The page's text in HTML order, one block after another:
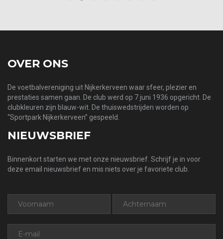
OVER ONS
De voetbalvereniging uit Nijkerkerveen waar sfeer, plezier en
prestaties samen gaan. De club werd op 7 juni 1936 opgericht. De
clubkleuren zijn blauw-wit. De thuiswedstrijden worden op
“Sportpark Nijkerkerveen” gespeeld.
NIEUWSBRIEF
Binnenkort starten we met onze nieuwsbrief. Schrijf je in voor
deze email nieuwsbrief en mis niets over je favoriete club.